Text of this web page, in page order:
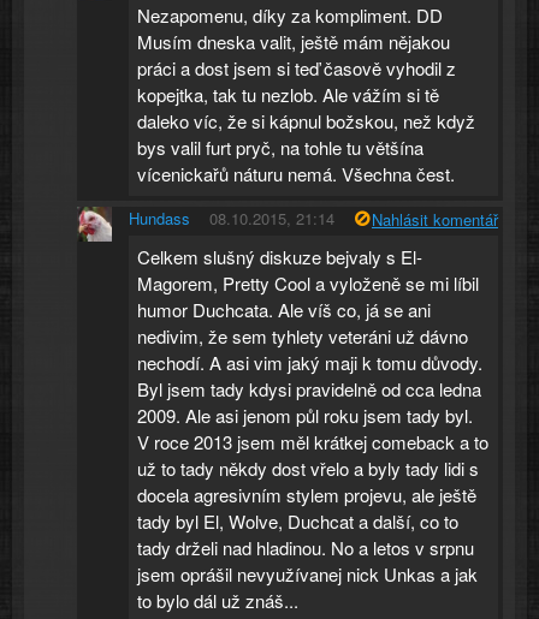
Nezapomenu, díky za kompliment. DD
Musím dneska valit, ještě mám nějakou
práci a dost jsem si teď časově vyhodil z
kopejtka, tak tu nezlob. Ale vážím si tě
daleko víc, že si kápnul božskou, než když
bys valil furt pryč, na tohle tu většína
vícenickařů náturu nemá. Všechna čest.
Hundass 08.10.2015, 21:14 Nahlásit komentář
Celkem slušný diskuze bejvaly s El-
Magorem, Pretty Cool a vyloženě se mi líbil
humor Duchcata. Ale víš co, já se ani
nedivim, že sem tyhlety veteráni už dávno
nechodí. A asi vim jaký maji k tomu důvody.
Byl jsem tady kdysi pravidelně od cca ledna
2009. Ale asi jenom půl roku jsem tady byl.
V roce 2013 jsem měl krátkej comeback a to
už to tady někdy dost vřelo a byly tady lidi s
docela agresivním stylem projevu, ale ještě
tady byl El, Wolve, Duchcat a další, co to
tady drželi nad hladinou. No a letos v srpnu
jsem oprášil nevyužívanej nick Unkas a jak
to bylo dál už znáš...